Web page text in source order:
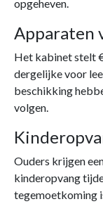
opgeheven.
Apparaten
Het kabinet stelt
dergelijke voor
beschikking
volgen.
Ouders krijgen
kinderopvang
tegemoetkoming